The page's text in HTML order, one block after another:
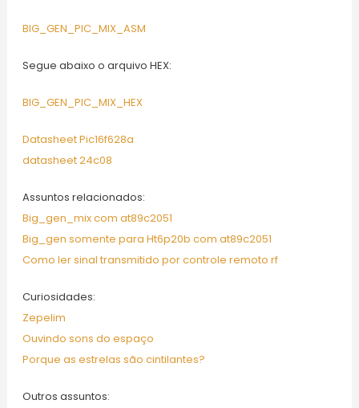
BIG_GEN_PIC_MIX_ASM
Segue abaixo o arquivo HEX:
BIG_GEN_PIC_MIX_HEX
Datasheet Pic16f628a
datasheet 24c08
Assuntos relacionados:
Big_gen_mix com at89c2051
Big_gen somente para Ht6p20b com at89c2051
Como ler sinal transmitido por controle remoto rf
Curiosidades:
Zepelim
Ouvindo sons do espaço
Porque as estrelas são cintilantes?
Outros assuntos: